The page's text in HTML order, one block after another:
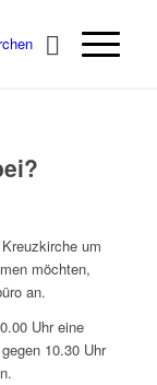
um
möchten,
an.
Uhr eine
10.30 Uhr